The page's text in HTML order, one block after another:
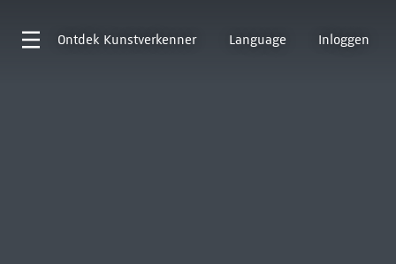
Ontdek Kunstverkenner Language Inloggen